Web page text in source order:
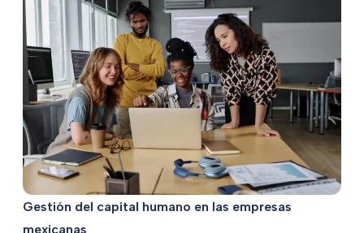
Gestión del capital humano en las empresas
mexicanas